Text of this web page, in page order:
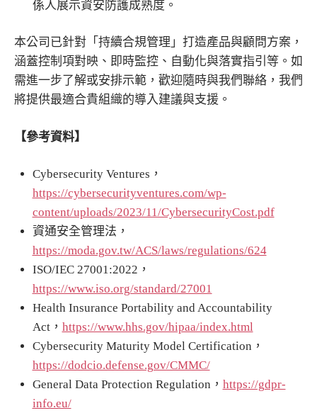
係人展示資安防護成熟度。
本公司已針對「持續合規管理」打造產品與顧問方案，
涵蓋控制項對映、即時監控、自動化與落實指引等。如
需進一步了解或安排示範，歡迎隨時與我們聯絡，我們
將提供最適合貴組織的導入建議與支援。
【參考資料】
Cybersecurity Ventures，
https://cybersecurityventures.com/wp-
content/uploads/2023/11/CybersecurityCost.pdf
資通安全管理法，
https://moda.gov.tw/ACS/laws/regulations/624
ISO/IEC 27001:2022，
https://www.iso.org/standard/27001
Health Insurance Portability and Accountability
Act， https://www.hhs.gov/hipaa/index.html
Cybersecurity Maturity Model Certification，
https://dodcio.defense.gov/CMMC/
General Data Protection Regulation， https://gdpr-
info.eu/